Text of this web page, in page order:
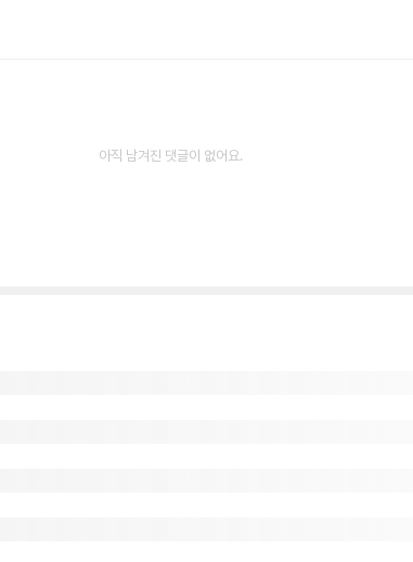
아직 남겨진 댓글이 없어요.